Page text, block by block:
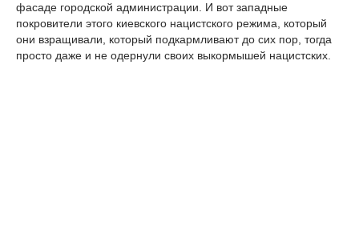
фасаде городской администрации. И вот западные
покровители этого киевского нацистского режима, который
они взращивали, который подкармливают до сих пор, тогда
просто даже и не одернули своих выкормышей нацистских.